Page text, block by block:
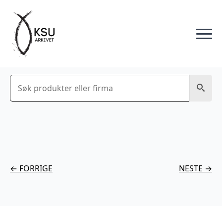
Søk
← FORRIGE NESTE →